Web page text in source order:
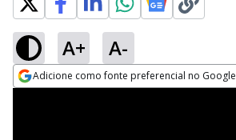
A+ A-
Adicione como fonte preferencial no Google